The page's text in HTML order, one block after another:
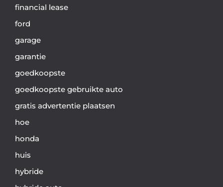
financial lease
ford
garage
garantie
goedkoopste
goedkoopste gebruikte auto
gratis advertentie plaatsen
hoe
honda
huis
hybride